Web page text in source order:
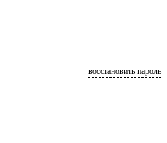
восстановить пароль